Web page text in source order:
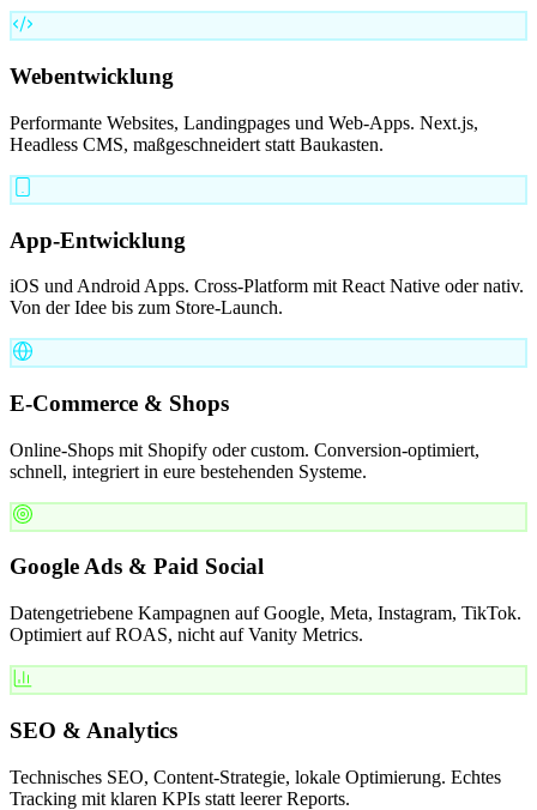
Webentwicklung
Performante Websites, Landingpages und Web-Apps. Next.js,
Headless CMS, maßgeschneidert statt Baukasten.
App-Entwicklung
iOS und Android Apps. Cross-Platform mit React Native oder nativ.
Von der Idee bis zum Store-Launch.
E-Commerce & Shops
Online-Shops mit Shopify oder custom. Conversion-optimiert,
schnell, integriert in eure bestehenden Systeme.
Google Ads & Paid Social
Datengetriebene Kampagnen auf Google, Meta, Instagram, TikTok.
Optimiert auf ROAS, nicht auf Vanity Metrics.
SEO & Analytics
Technisches SEO, Content-Strategie, lokale Optimierung. Echtes
Tracking mit klaren KPIs statt leerer Reports.